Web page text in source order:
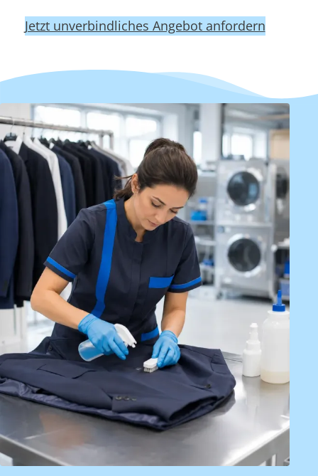
Jetzt unverbindliches Angebot anfordern